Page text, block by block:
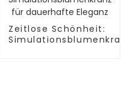
Zeitlose Schönheit: